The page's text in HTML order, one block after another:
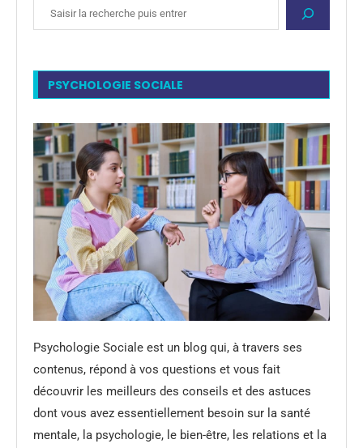
PSYCHOLOGIE SOCIALE
Psychologie Sociale est un blog qui, à travers ses
contenus, répond à vos questions et vous fait
découvrir les meilleurs des conseils et des astuces
dont vous avez essentiellement besoin sur la santé
mentale, la psychologie, le bien-être, les relations et la